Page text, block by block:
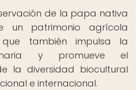
de la papa nativa
un patrimonio agrícola
que también impulsa la
y promueve el
la diversidad biocultural
e internacional.